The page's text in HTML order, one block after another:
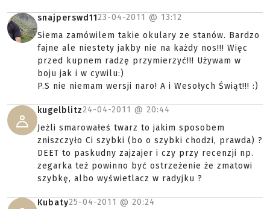
snajperswd1123-04-2011 @ 13:12
Siema zamówilem takie okulary ze stanów. Bardzo
fajne ale niestety jakby nie na każdy nos!!! Więc
przed kupnem radzę przymierzyć!!! Używam w
boju jak i w cywilu:)
P.S nie niemam wersji naro! A i Wesołych Świąt!!! :)
kugelblitz24-04-2011 @ 20:44
Jeżli smarowałeś twarz to jakim sposobem
zniszczyło Ci szybki (bo o szybki chodzi, prawda) ?
DEET to paskudny zajzajer i czy przy recenzji np.
zegarka też powinno być ostrzeżenie że zmatowi
szybkę, albo wyświetlacz w radyjku ?
Kubaty25-04-2011 @ 20:24